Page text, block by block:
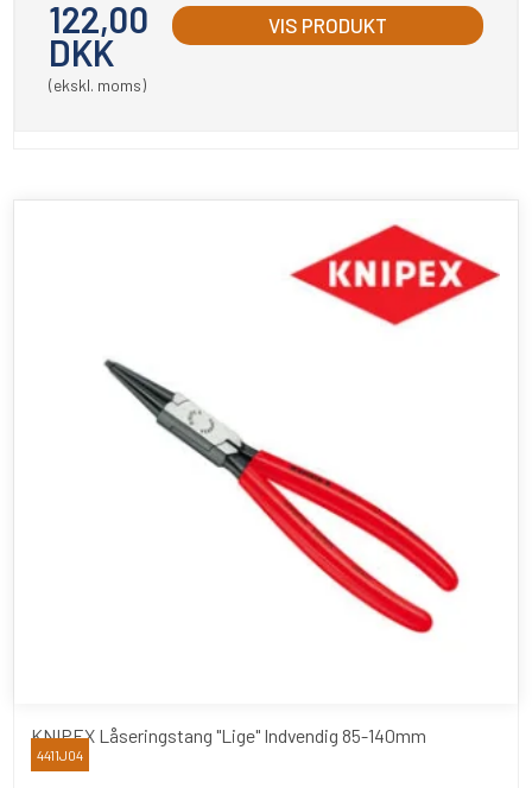
122,00
DKK
(ekskl. moms)
VIS PRODUKT
KNIPEX Låseringstang "Lige" Indvendig 85-140mm
Knipex
4411J04